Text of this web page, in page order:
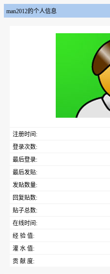
man2012的个人信息
注册时间:
登录次数:
最后登录:
最后发贴:
发贴数量:
回复贴数:
贴子总数:
在线时间:
经 验 值:
灌 水 值:
贡 献 度: